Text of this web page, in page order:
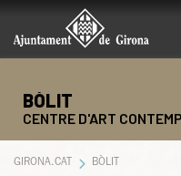
BÒLIT
CENTRE D'ART
GIRONA.CAT BÒLIT